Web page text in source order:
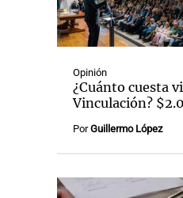
Opinión
¿Cuánto cuesta
Vinculación?
PorGuillermo López